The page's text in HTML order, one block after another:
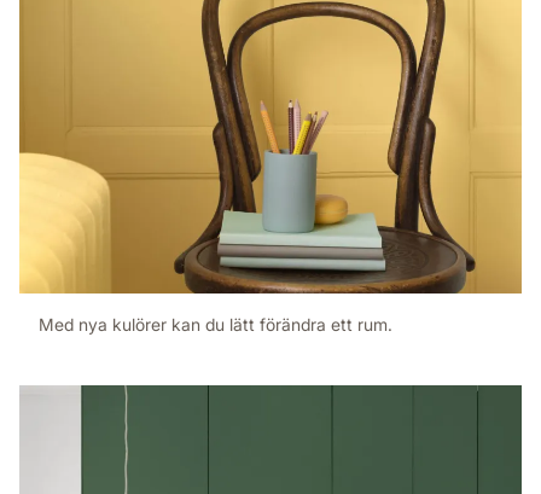
Med nya kulörer kan du lätt förändra ett rum.